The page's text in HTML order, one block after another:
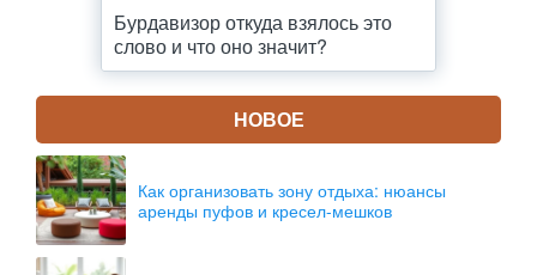
Бурдавизор откуда взялось это
слово и что оно значит?
НОВОЕ
Как организовать зону отдыха: нюансы
аренды пуфов и кресел-мешков